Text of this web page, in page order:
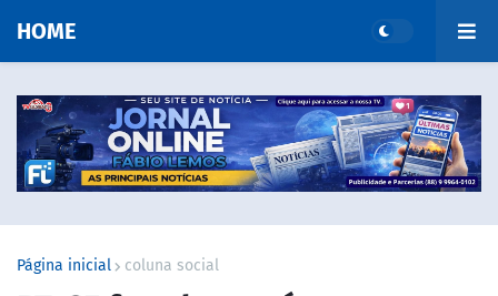
HOME
Página inicial coluna social